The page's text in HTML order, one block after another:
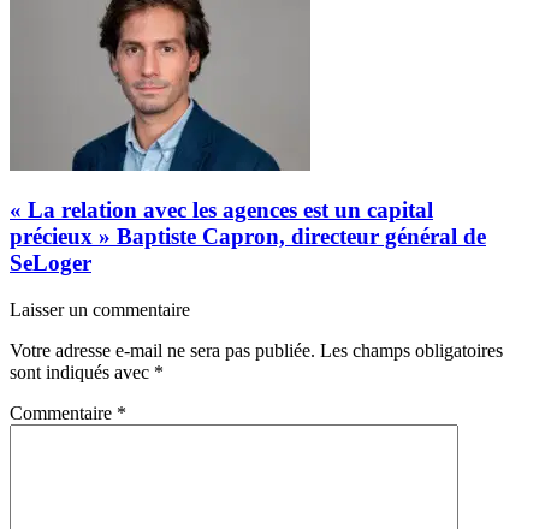
« La relation avec les agences est un capital
précieux » Baptiste Capron, directeur général de
SeLoger
Laisser un commentaire
Votre adresse e-mail ne sera pas publiée. Les champs obligatoires
sont indiqués avec *
Commentaire *